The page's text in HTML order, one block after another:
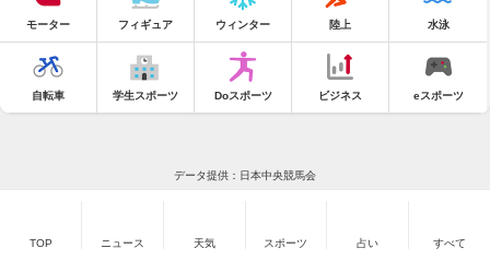
モーター フィギュア ウィンター 陸上 水泳
自転車 学生スポーツ Doスポーツ ビジネス eスポーツ
データ提供：日本中央競馬会
TOP ニュース 天気 スポーツ 占い すべて